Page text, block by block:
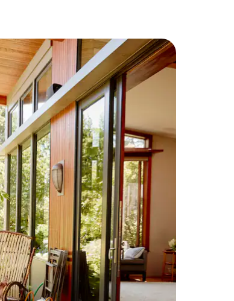
i prema dolje, kao i dodirom ili prelaskom prstom po